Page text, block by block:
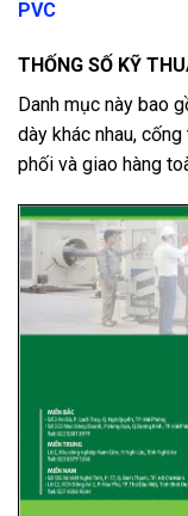
PVC
THỐNG SỐ KỸ
Danh mục này bao
dày khác nhau,
phối và giao hàng